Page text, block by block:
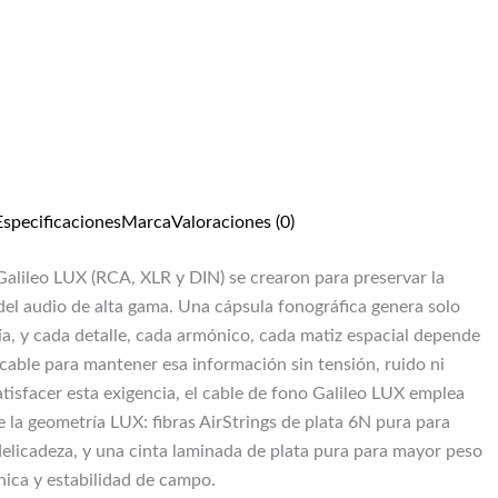
MarcaValoraciones (0)
LUX (RCA, XLR y DIN) se crearon para preservar la
audio de alta gama. Una cápsula fonográfica genera solo
y cada detalle, cada armónico, cada matiz espacial depende
para mantener esa información sin tensión, ruido ni
esta exigencia, el cable de fono Galileo LUX emplea
la geometría LUX: fibras AirStrings de plata 6N pura para
y una cinta laminada de plata pura para mayor peso
y estabilidad de campo.